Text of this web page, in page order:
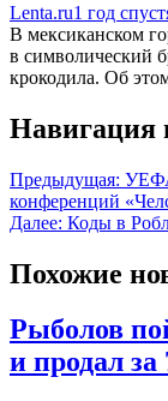
Lenta.ru1 год
В мексиканском
в символический
крокодила. Об
Навигация
Предыдущая:
конференций
Далее: Коды в
Похожие
Рыболов
и продал